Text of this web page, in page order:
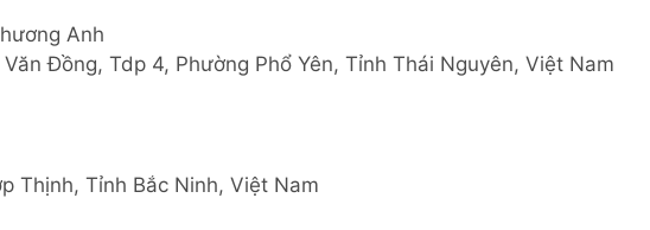
Anh
Đồng, Tdp 4, Phường Phổ Yên, Tỉnh Thái Nguyên, Việt Nam
Thịnh, Tỉnh Bắc Ninh, Việt Nam